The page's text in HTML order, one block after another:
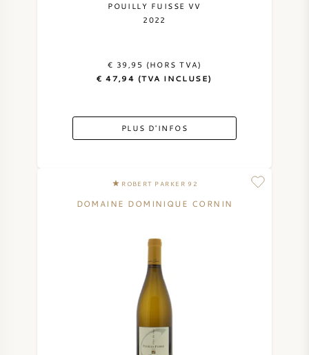
POUILLY FUISSE VV
2022
€ 39,95 (HORS TVA)
€ 47,94 (TVA INCLUSE)
PLUS D'INFOS
ROBERT PARKER 92
DOMAINE DOMINIQUE CORNIN